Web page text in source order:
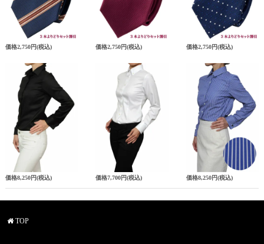
価格2,750円(税込) 価格2,750円(税込) 価格2,750円(税込)
価格8,250円(税込) 価格7,700円(税込) 価格8,250円(税込)
TOP